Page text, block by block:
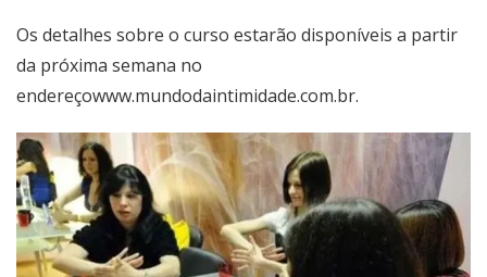
Os detalhes sobre o curso estarão disponíveis a partir
da próxima semana no
endereçowww.mundodaintimidade.com.br.